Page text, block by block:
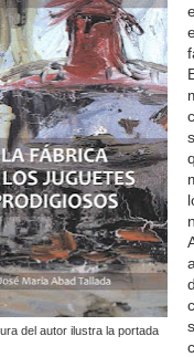
del autor ilustra la portada